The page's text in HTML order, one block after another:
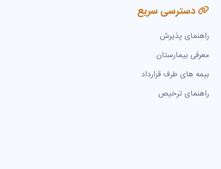
دسترسی سریع
راهنمای پذیرش
معرفی بیمارستان
بیمه های طرف قرارداد
راهنمای ترخیص